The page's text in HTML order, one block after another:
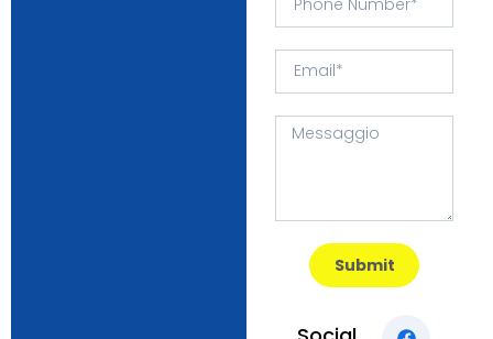
Submit